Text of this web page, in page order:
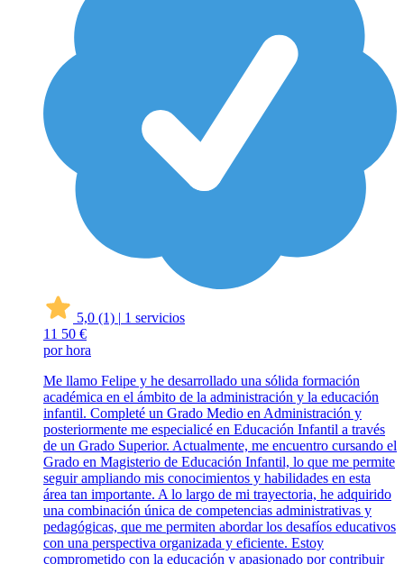
5,0 (1) | 1 servicios
11 50 €
por hora
Me llamo Felipe y he desarrollado una sólida formación
académica en el ámbito de la administración y la educación
infantil. Completé un Grado Medio en Administración y
posteriormente me especialicé en Educación Infantil a través
de un Grado Superior. Actualmente, me encuentro cursando el
Grado en Magisterio de Educación Infantil, lo que me permite
seguir ampliando mis conocimientos y habilidades en esta
área tan importante. A lo largo de mi trayectoria, he adquirido
una combinación única de competencias administrativas y
pedagógicas, que me permiten abordar los desafíos educativos
con una perspectiva organizada y eficiente. Estoy
comprometido con la educación y apasionado por contribuir